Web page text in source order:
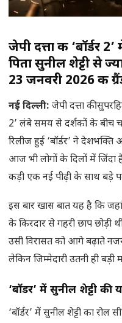
जेपी दत्ता की ‘बॉर्डर
पिता सुनील शेट्टी से
23 जनवरी 2026 की
नई दिल्ली: जेपी दत्ता की
2’ लंबे समय से दर्शकों के बीच
रिलीज हुई ‘बॉर्डर’ ने
आज भी लोगों के दिलों में जिंदा
कड़ी एक नई पीढ़ी के साथ बड़े
इस बार खास बात यह है कि
के किरदार से गहरी छाप छोड़ी
उसी विरासत को आगे बढ़ाते
लेकिन जिम्मेदारी उतनी ही बड़ी
‘बॉर्डर’ में सुनील शेट्टी की
‘बॉर्डर’ में सुनील शेट्टी का रोल